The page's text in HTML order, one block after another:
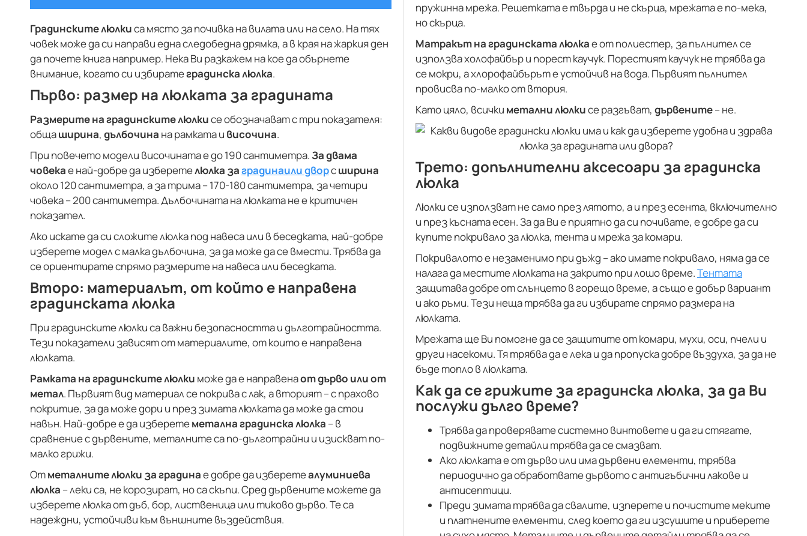
Градинските люлкиса място за почивка на вилата или на село. На тях
човек може да си направи една следобедна дрямка, а в края на жаркия ден
да почете книга например. Нека Ви разкажем на кое да обърнете
внимание, когато си избиратеградинска люлка.
Първо: размер на люлката за градината
Размерите на градинските люлкисе обозначават с три показателя:
общаширина, дълбочина на рамката и височина.
При повечето модели височината е до 190 сантиметра.За двама
човекае най-добре да изберетелюлка заградинаили дворсширина
около 120 сантиметра, а за трима – 170-180 сантиметра, за четири
човека – 200 сантиметра. Дълбочината на люлката не е критичен
показател.
Ако искате да си сложите люлка под навеса или в беседката, най-добре
изберете модел с малка дълбочина, за да може да се вмести. Трябва да
се ориентирате спрямо размерите на навеса или беседката.
Второ: материалът, от който е направена
градинската люлка
При градинските люлки са важни безопасността и дълготрайността.
Тези показатели зависят от материалите, от които е направена
люлката.
Рамката на градинските люлки може да е направенаот дърво или от
метал. Първият вид материал се покрива с лак, а вторият – с прахово
покритие, за да може дори и през зимата люлката да може да стои
навън. Най-добре е да изберетеметална градинска люлка – в
сравнение с дървените, металните са по-дълготрайни и изискват по-
малко грижи.
Отметалните люлки за градинае добре да изберетеалуминиева
люлка – леки са, не корозират, но са скъпи. Сред дървените можете да
изберете люлка от дъб, бор, лиственица или тиково дърво. Те са
надеждни, устойчиви към външните въздействия.
пружинна мрежа. Решетката е твърда и не скърца, мрежата е по-мека,
но скърца.
Матракът на градинската люлкае от полиестер, за пълнител се
използва холофайбър и порест каучук. Порестият каучук не трябва да
се мокри, а хлорофайбърът е устойчив на вода. Първият пълнител
провисва по-малко от втория.
Като цяло, всички метални люлкисе разгъват, дървените– не.
Трето: допълнителни аксесоари за градинска
люлка
Люлки се използват не само през лятото, а и през есента, включително
и през късната есен. За да Ви е приятно да си почивате, е добре да си
купите покривало за люлка, тента и мрежа за комари.
Покривалото е незаменимо при дъжд – ако имате покривало, няма да се
налага да местите люлката на закрито при лошо време.Тентата
защитава добре от слънцето в горещо време, а също е добър вариант
и ако ръми. Тези неща трябва да ги избирате спрямо размера на
люлката.
Мрежата ще Ви помогне да се защитите от комари, мухи, оси, пчели и
други насекоми. Тя трябва да е лека и да пропуска добре въздуха, за да не
бъде топло в люлката.
Как да се грижите за градинска люлка, за да Ви
послужи дълго време?
Трябва да проверявате системно винтовете и да ги стягате,
подвижните детайли трябва да се смазват.
Ако люлката е от дърво или има дървени елементи, трябва
периодично да обработвате дървото с антигъбични лакове и
антисептици.
Преди зимата трябва да свалите, изперете и почистите меките
и платнените елементи, след което да ги изсушите и приберете